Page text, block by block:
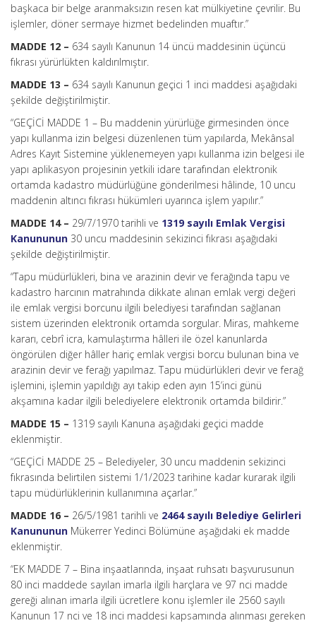
başkaca bir belge aranmaksızın resen kat mülkiyetine çevrilir. Bu
işlemler, döner sermaye hizmet bedelinden muaftır.”
MADDE 12 – 634 sayılı Kanunun 14 üncü maddesinin üçüncü
fıkrası yürürlükten kaldırılmıştır.
MADDE 13 – 634 sayılı Kanunun geçici 1 inci maddesi aşağıdaki
şekilde değiştirilmiştir.
“GEÇİCİ MADDE 1 – Bu maddenin yürürlüğe girmesinden önce
yapı kullanma izin belgesi düzenlenen tüm yapılarda, Mekânsal
Adres Kayıt Sistemine yüklenemeyen yapı kullanma izin belgesi ile
yapı aplikasyon projesinin yetkili idare tarafından elektronik
ortamda kadastro müdürlüğüne gönderilmesi hâlinde, 10 uncu
maddenin altıncı fıkrası hükümleri uyarınca işlem yapılır.”
MADDE 14 – 29/7/1970 tarihli ve 1319 sayılı Emlak Vergisi
Kanununun 30 uncu maddesinin sekizinci fıkrası aşağıdaki
şekilde değiştirilmiştir.
“Tapu müdürlükleri, bina ve arazinin devir ve ferağında tapu ve
kadastro harcının matrahında dikkate alınan emlak vergi değeri
ile emlak vergisi borcunu ilgili belediyesi tarafından sağlanan
sistem üzerinden elektronik ortamda sorgular. Miras, mahkeme
kararı, cebrî icra, kamulaştırma hâlleri ile özel kanunlarda
öngörülen diğer hâller hariç emlak vergisi borcu bulunan bina ve
arazinin devir ve ferağı yapılmaz. Tapu müdürlükleri devir ve ferağ
işlemini, işlemin yapıldığı ayı takip eden ayın 15’inci günü
akşamına kadar ilgili belediyelere elektronik ortamda bildirir.”
MADDE 15 – 1319 sayılı Kanuna aşağıdaki geçici madde
eklenmiştir.
“GEÇİCİ MADDE 25 – Belediyeler, 30 uncu maddenin sekizinci
fıkrasında belirtilen sistemi 1/1/2023 tarihine kadar kurarak ilgili
tapu müdürlüklerinin kullanımına açarlar.”
MADDE 16 – 26/5/1981 tarihli ve 2464 sayılı Belediye Gelirleri
Kanununun Mükerrer Yedinci Bölümüne aşağıdaki ek madde
eklenmiştir.
“EK MADDE 7 – Bina inşaatlarında, inşaat ruhsatı başvurusunun
80 inci maddede sayılan imarla ilgili harçlara ve 97 nci madde
gereği alınan imarla ilgili ücretlere konu işlemler ile 2560 sayılı
Kanunun 17 nci ve 18 inci maddesi kapsamında alınması gereken